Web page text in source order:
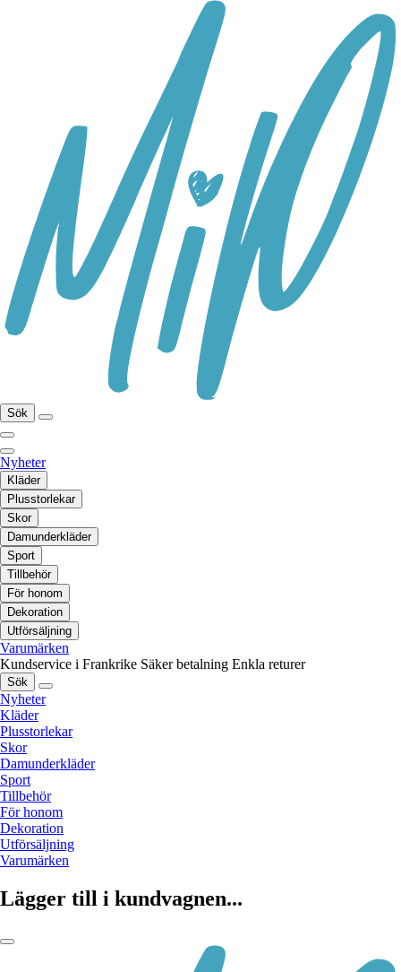
Sök
Nyheter
Kläder
Plusstorlekar
Skor
Damunderkläder
Sport
Tillbehör
För honom
Dekoration
Utförsäljning
Varumärken
Kundservice i Frankrike Säker betalning Enkla returer
Sök
Nyheter
Kläder
Plusstorlekar
Skor
Damunderkläder
Sport
Tillbehör
För honom
Dekoration
Utförsäljning
Varumärken
Lägger till i kundvagnen...